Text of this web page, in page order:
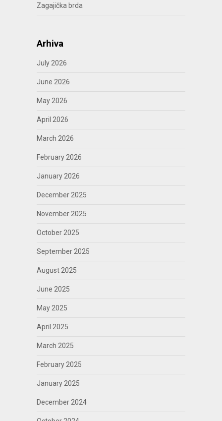
Zagajička brda
Arhiva
July 2026
June 2026
May 2026
April 2026
March 2026
February 2026
January 2026
December 2025
November 2025
October 2025
September 2025
August 2025
June 2025
May 2025
April 2025
March 2025
February 2025
January 2025
December 2024